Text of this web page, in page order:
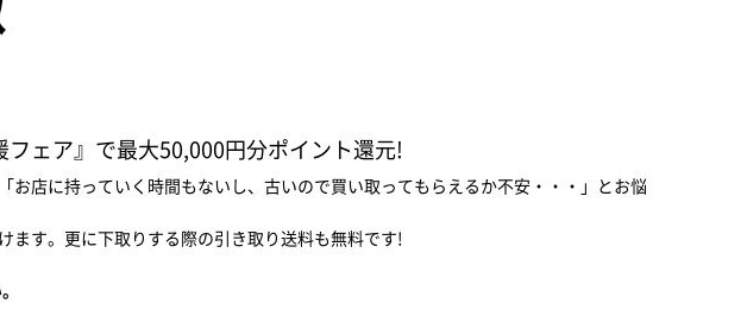
ェア』で最大50,000円分ポイント還元!
店に持っていく時間もないし、古いので買い取ってもらえるか不安・・・」とお悩
ます。更に下取りする際の引き取り送料も無料です!